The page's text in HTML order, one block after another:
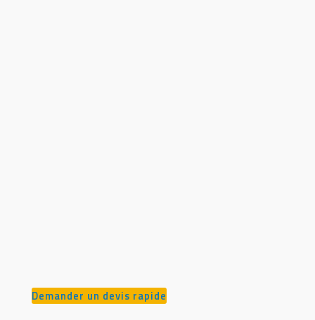
Demander un devis rapide